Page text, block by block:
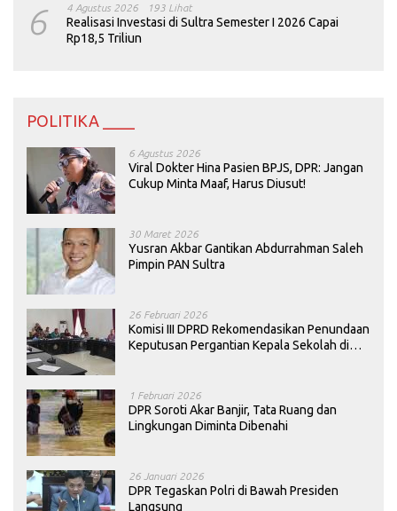
6 4 Agustus 2026 193 Lihat
Realisasi Investasi di Sultra Semester I 2026 Capai
Rp18,5 Triliun
POLITIKA ____
6 Agustus 2026
Viral Dokter Hina Pasien BPJS, DPR: Jangan
Cukup Minta Maaf, Harus Diusut!
30 Maret 2026
Yusran Akbar Gantikan Abdurrahman Saleh
Pimpin PAN Sultra
26 Februari 2026
Komisi III DPRD Rekomendasikan Penundaan
Keputusan Pergantian Kepala Sekolah di
1 Februari 2026
DPR Soroti Akar Banjir, Tata Ruang dan
Lingkungan Diminta Dibenahi
26 Januari 2026
DPR Tegaskan Polri di Bawah Presiden
Langsung